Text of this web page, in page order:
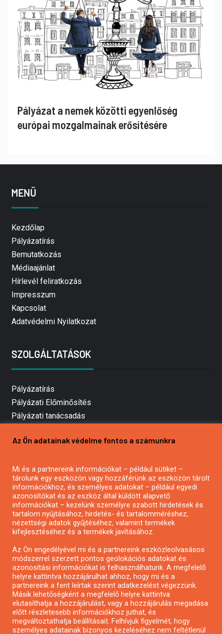
Pályázat a nemek közötti egyenlőség
európai mozgalmainak erősítésére
MENÜ
Kezdőlap
Pályázatírás
Bemutatkozás
Médiaajánlat
Hírlevél feliratkozás
Impresszum
Kapcsolat
Adatvédelmi Nyilatkozat
SZOLGÁLTATÁSOK
Pályázatírás
Pályázati Előminősítés
Pályázati tanácsadás
Mezőgazdasági pályázatírás
Pályázatírás civil szervezeteknek
Pályázatírás önkormányzatoknak
Pályázatfigyelés
Specifikus pályázatfigyelés vagy hírlevél
Pályázatok magánszemélyeknek
Pályázatok civil szervezeteknek
Pályázatok vállalkozásoknak
Önkormányzati pályázatok
Mezőgazdasági pályázatok
Az Ön adatainak védelme fontos a számunkra
Mi és a partnereink információkat – például sütiket –
tárolunk egy eszközön vagy hozzáférünk az eszközön tárolt
információkhoz, és személyes adatokat – például egyedi
azonosítókat és az eszköz által küldött alapvető
információkat – kezelünk személyre szabott hirdetések és
tartalom nyújtásához, hirdetés- és tartalomméréshez,
nézettségi adatok gyűjtéséhez, valamint termékek
kifejlesztéséhez és a termékek javításához.
Az Ön engedélyével mi és a partnereink eszközleolvasásos
módszerrel szerzett pontos geolokációs adatokat és
azonosítási információkat is felhasználhatunk. A megfelelő
helyre kattintva hozzájárulhat ahhoz, hogy mi és a
partnereink a fent leírtak szerint adatkezelést végezzünk.
Másik lehetőségként a megfelelő helyre kattintva
elutasíthatja a hozzájárulást, vagy a hozzájárulás megadása
előtt részletesebb információkhoz juthat, és
megváltoztathatja beállításait. Felhívjuk figyelmét, hogy
személyes adatainak bizonyos kezeléséhez nem feltétlenül